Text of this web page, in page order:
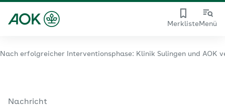
MerklisteMenü
Nach erfolgreicher Interventionsphase: Klinik Sulingen und AOK
Nachricht